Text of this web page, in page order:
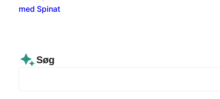
Søg